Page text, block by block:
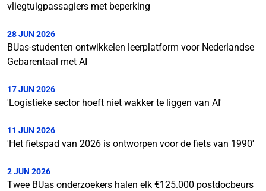
vliegtuigpassagiers met beperking
28 JUN 2026
BUas-studenten ontwikkelen leerplatform voor Nederlandse
Gebarentaal met AI
17 JUN 2026
'Logistieke sector hoeft niet wakker te liggen van AI'
11 JUN 2026
'Het fietspad van 2026 is ontworpen voor de fiets van 1990'
2 JUN 2026
Twee BUas onderzoekers halen elk €125.000 postdocbeurs